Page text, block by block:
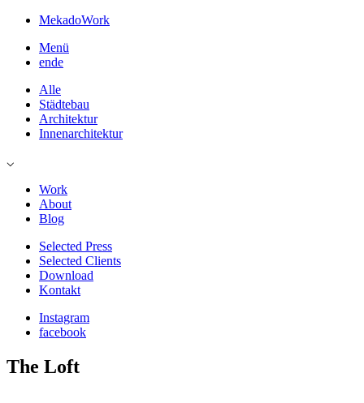
MekadoWork
Menü
ende
Alle
Städtebau
Architektur
Innenarchitektur
⌵
Work
About
Blog
Selected Press
Selected Clients
Download
Kontakt
Instagram
facebook
The Loft